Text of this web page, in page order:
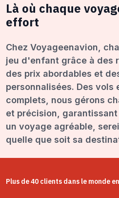
Là où chaque
effort
Chez Voyageenavion,
jeu d'enfant grâce à des
des prix abordables et
personnalisées. Des
complets, nous gérons
et précision,
un voyage agréable,
quelle que soit sa
Plus de 40 clients dans le monde